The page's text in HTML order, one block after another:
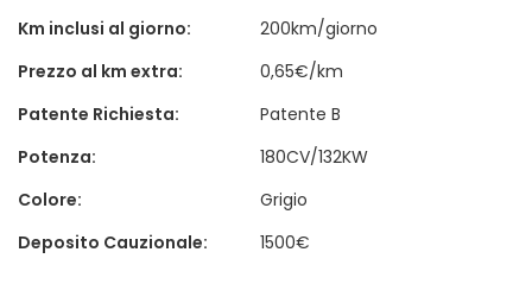
Km inclusi al giorno:
200km/giorno
Prezzo al km extra:
0,65€/km
Patente Richiesta:
Patente B
Potenza:
180CV/132KW
Colore:
Grigio
Deposito Cauzionale:
1500€